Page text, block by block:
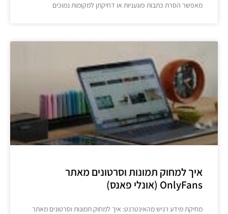
מאפשר הסרת כתבות פוגעניות או דחיקתן למקומות נמוכים
איך למחוק תמונות וסרטונים מאתר
OnlyFans (אונלי פאנס)
מחיקת מידע רגיש מהאינטרנט: איך למחוק תמונות וסרטונים מאתר